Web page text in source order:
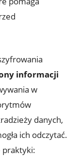
informacji
w
danych,
ich odczytać.
praktyki: